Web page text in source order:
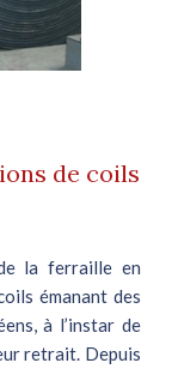
de coils
la ferraille en
émanant des
à l’instar de
retrait. Depuis